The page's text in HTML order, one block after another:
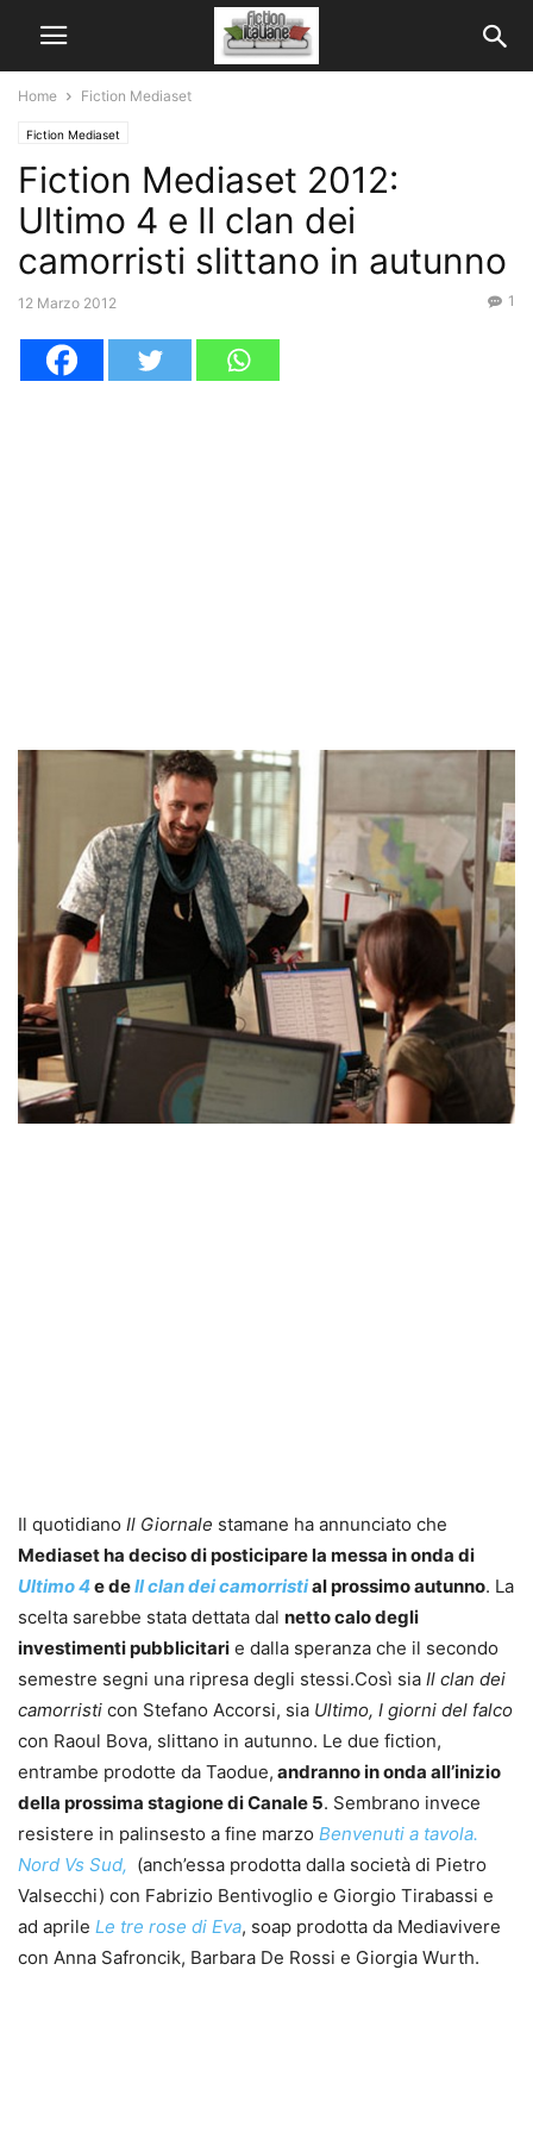
Home Fiction Mediaset
Fiction Mediaset
Fiction Mediaset 2012:
Ultimo 4 e Il clan dei
camorristi slittano in autunno
12 Marzo 2012 1
Il quotidiano Il Giornale stamane ha annunciato che
Mediaset ha deciso di posticipare la messa in onda di
Ultimo 4e deIl clan dei camorristial prossimo autunno. La
scelta sarebbe stata dettata dal netto calo degli
investimenti pubblicitari e dalla speranza che il secondo
semestre segni una ripresa degli stessi.Così sia Il clan dei
camorristi con Stefano Accorsi, sia Ultimo, I giorni del falco
con Raoul Bova, slittano in autunno. Le due fiction,
entrambe prodotte da Taodue, andranno in onda all’inizio
della prossima stagione di Canale 5. Sembrano invece
resistere in palinsesto a fine marzo Benvenuti a tavola.
Nord Vs Sud, (anch’essa prodotta dalla società di Pietro
Valsecchi) con Fabrizio Bentivoglio e Giorgio Tirabassi e
ad aprile Le tre rose di Eva, soap prodotta da Mediavivere
con Anna Safroncik, Barbara De Rossi e Giorgia Wurth.